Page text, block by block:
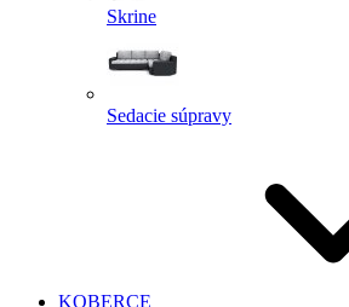
Skrine
Sedacie súpravy
KOBERCE